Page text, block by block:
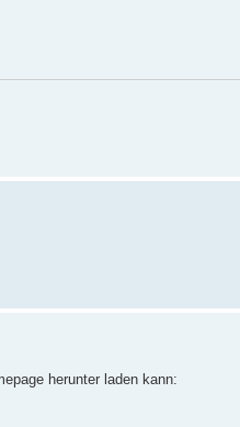
herunter laden kann: